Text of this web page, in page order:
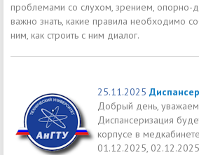
проблемами со слухом, зрением, опорно-
важно знать, какие правила необходимо
ним, как строить с ним диалог.
25.11.2025
Добрый день,
Диспансеризация
корпусе в
01.12.2025,